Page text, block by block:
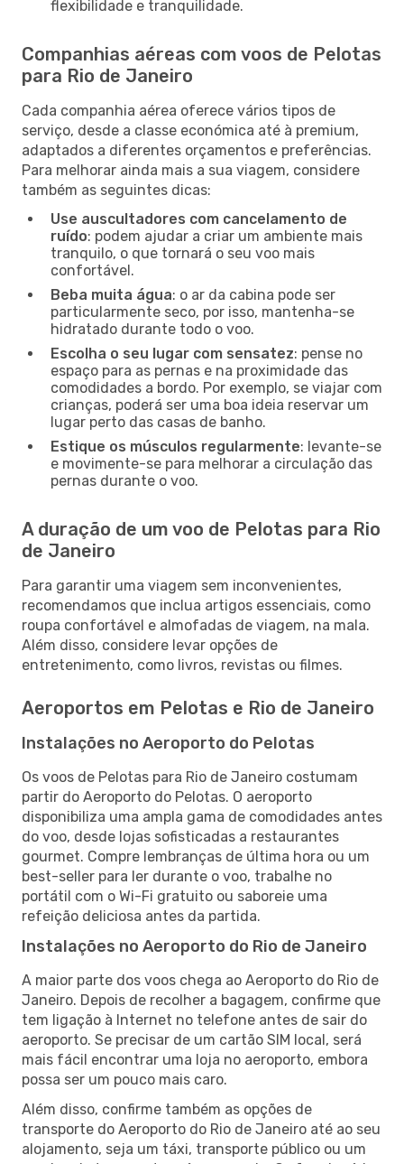
flexibilidade e tranquilidade.
Companhias aéreas com voos de Pelotas
para Rio de Janeiro
Cada companhia aérea oferece vários tipos de
serviço, desde a classe económica até à premium,
adaptados a diferentes orçamentos e preferências.
Para melhorar ainda mais a sua viagem, considere
também as seguintes dicas:
Use auscultadores com cancelamento de
ruído: podem ajudar a criar um ambiente mais
tranquilo, o que tornará o seu voo mais
confortável.
Beba muita água: o ar da cabina pode ser
particularmente seco, por isso, mantenha-se
hidratado durante todo o voo.
Escolha o seu lugar com sensatez: pense no
espaço para as pernas e na proximidade das
comodidades a bordo. Por exemplo, se viajar com
crianças, poderá ser uma boa ideia reservar um
lugar perto das casas de banho.
Estique os músculos regularmente: levante-se
e movimente-se para melhorar a circulação das
pernas durante o voo.
A duração de um voo de Pelotas para Rio
de Janeiro
Para garantir uma viagem sem inconvenientes,
recomendamos que inclua artigos essenciais, como
roupa confortável e almofadas de viagem, na mala.
Além disso, considere levar opções de
entretenimento, como livros, revistas ou filmes.
Aeroportos em Pelotas e Rio de Janeiro
Instalações no Aeroporto do Pelotas
Os voos de Pelotas para Rio de Janeiro costumam
partir do Aeroporto do Pelotas. O aeroporto
disponibiliza uma ampla gama de comodidades antes
do voo, desde lojas sofisticadas a restaurantes
gourmet. Compre lembranças de última hora ou um
best-seller para ler durante o voo, trabalhe no
portátil com o Wi-Fi gratuito ou saboreie uma
refeição deliciosa antes da partida.
Instalações no Aeroporto do Rio de Janeiro
A maior parte dos voos chega ao Aeroporto do Rio de
Janeiro. Depois de recolher a bagagem, confirme que
tem ligação à Internet no telefone antes de sair do
aeroporto. Se precisar de um cartão SIM local, será
mais fácil encontrar uma loja no aeroporto, embora
possa ser um pouco mais caro.
Além disso, confirme também as opções de
transporte do Aeroporto do Rio de Janeiro até ao seu
alojamento, seja um táxi, transporte público ou um